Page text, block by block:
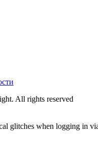
All rights reserved
glitches when logging in